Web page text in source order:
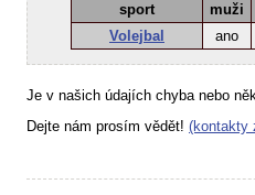
sport muži
Volejbal
ano
Je v našich údajích chyba nebo
Dejte nám prosím vědět! (kontakty